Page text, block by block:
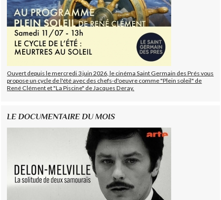
Ouvert depuis le mercredi 3 juin 2026, le cinéma Saint Germain des Prés vous
propose un cycle de l'été avec des chefs-d'oeuvre comme "Plein soleil" de
René Clément et "La Piscine" de Jacques Deray.
LE DOCUMENTAIRE DU MOIS